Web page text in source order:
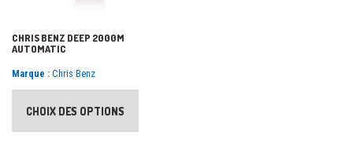
CHRIS BENZ DEEP 2000M
AUTOMATIC
Marque : Chris Benz
CHOIX DES OPTIONS